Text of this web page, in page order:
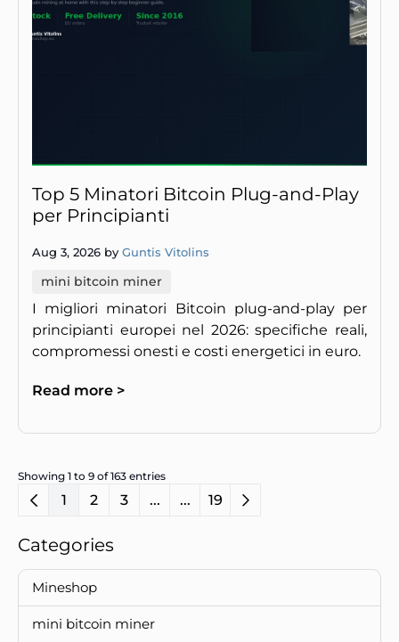
Top 5 Minatori Bitcoin Plug-and-Play
per Principianti
Aug 3, 2026 by Guntis Vitolins
mini bitcoin miner
I migliori minatori Bitcoin plug-and-play per
principianti europei nel 2026: specifiche reali,
compromessi onesti e costi energetici in euro.
Read more >
Showing 1 to 9 of 163 entries
1 2 3 ... ... 19
Categories
Mineshop
mini bitcoin miner